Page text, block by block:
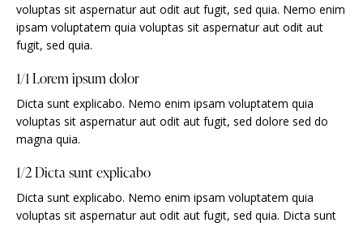
voluptas sit aspernatur aut odit aut fugit, sed quia. Nemo enim
ipsam voluptatem quia voluptas sit aspernatur aut odit aut
fugit, sed quia.
1/1 Lorem ipsum dolor
Dicta sunt explicabo. Nemo enim ipsam voluptatem quia
voluptas sit aspernatur aut odit aut fugit, sed dolore sed do
magna quia.
1/2 Dicta sunt explicabo
Dicta sunt explicabo. Nemo enim ipsam voluptatem quia
voluptas sit aspernatur aut odit aut fugit, sed quia. Dicta sunt